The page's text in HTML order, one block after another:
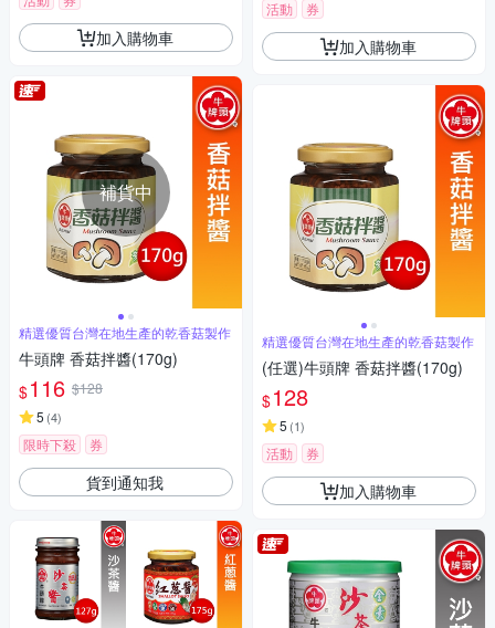
加入購物車
補貨中
精選優質台灣在地生產的乾香菇製作
牛頭牌 香菇拌醬(170g)
$116 $128
5 (4)
限時下殺 券
貨到通知我
活動 券
加入購物車
精選優質台灣在地生產的乾香菇製作
(任選)牛頭牌 香菇拌醬(170g)
$128
5 (1)
活動 券
加入購物車